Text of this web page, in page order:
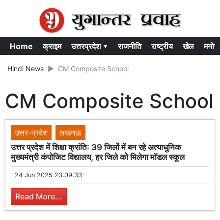
Home क्राइम उत्तरप्रदेश ▾ राजनीति राष्ट्रीय खेल
Hindi News CM Composite School
CM Composite School
उत्तर-प्रदेश
लखनऊ
उत्तर प्रदेश में शिक्षा क्रांति: 39 जिलों में बन रहे अत्याधुनिक
मुख्यमंत्री कंपोजिट विद्यालय, हर जिले को मिलेगा मॉडल स्कूल
24 Jun 2025 23:09:33
Read More...